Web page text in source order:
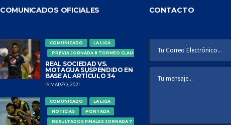
COMUNICADOS OFICIALES
COMUNICADO
LA LIGA
PREVIA JORNADA 8 TORNEO CLAUSURA
REAL SOCIEDAD VS.
MOTAGUA SUSPENDIDO EN
BASE AL ARTÍCULO 34
16 MARZO, 2021
COMUNICADO
LA LIGA
NOTICIAS
PORTADA
RESULTADOS FINALES JORNADA 7 TORNEO CLAUSURA
CONTACTO